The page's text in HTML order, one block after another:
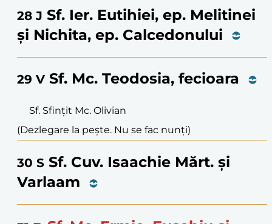
28 J Sf. Ier. Eutihiei, ep. Melitinei
și Nichita, ep. Calcedonului
29 V Sf. Mc. Teodosia, fecioara
Sf. Sfințit Mc. Olivian
(Dezlegare la pește. Nu se fac nunți)
30 S Sf. Cuv. Isaachie Mărt. și
Varlaam